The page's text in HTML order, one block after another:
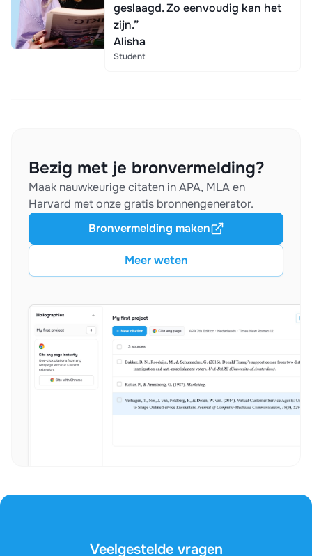
geslaagd. Zo eenvoudig kan het
zijn.”
Alisha
Student
Bezig met je bronvermelding?
Maak nauwkeurige citaten in APA, MLA en
Harvard met onze gratis bronnengenerator.
Meer weten
Bronvermelding maken
Veelgestelde vragen